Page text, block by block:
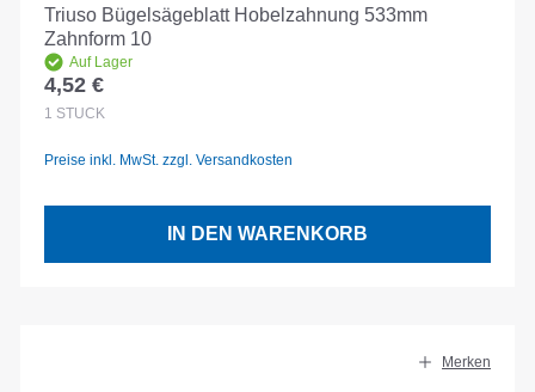
Triuso Bügelsägeblatt Hobelzahnung 533mm
Zahnform 10
Auf Lager
Regulärer Preis:
4,52 €
1 STÜCK
Preise inkl. MwSt. zzgl. Versandkosten
IN DEN WARENKORB
Merken